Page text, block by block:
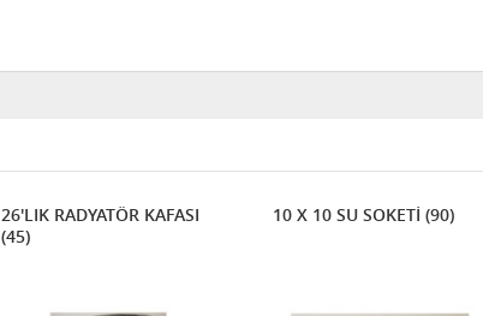
26'LIK RADYATÖR KAFASI
(45)
10 X 10 SU SOKETİ (90)